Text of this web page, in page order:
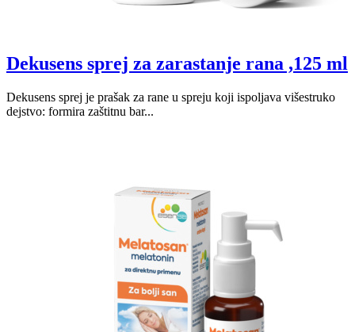
Dekusens sprej za zarastanje rana ,125 ml
Dekusens sprej je prašak za rane u spreju koji ispoljava višestruko
dejstvo: formira zaštitnu bar...